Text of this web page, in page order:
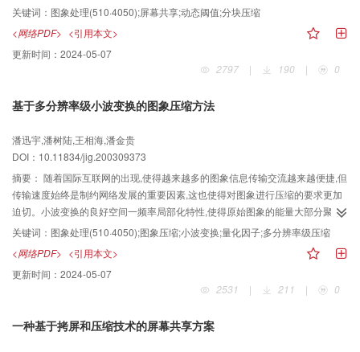
值分块的高效压缩算法,该算法首先将屏幕图象按照某种规则划分为纯色块、文
字块、图标块和图象块4种特征块,然后针对特征块特点采用相应的压缩算法,以
保证压缩算法在恢复质量与压缩比上能同时达到最佳.实验结果表明,该算法图象
恢复质量较好,压缩比较大,压缩速度较快,整体性能优于当前现有的屏幕压缩算
关键词： 图象处理(510·4050);屏幕共享;动态阈值;分块压缩
<网络PDF> <引用本文>
更新时间： 2024-05-07
2797
| 190 | 0
基于多分辨率级小波变换的图象压缩方法
潘迅宇,潘树陆,王相海,潘金贵
DOI：10.11834/jig.200309373
摘要： 随着国际互联网的出现,使得越来越多的图象信息传输交流越来越便捷,但
传输速度始终是制约网络发展的重要因素,这也使得对图象进行压缩的要求更加
迫切。小波变换的良好空间一频率局部化特性,使得原始图象的能量大部分聚集
到了低频子带.为了提高图象压缩的效率和重建图象的质量,利用原始图象在小波
分解中不同分辨率级能量分布不均匀的特点,提出了一种对各分辨率级进行分级
处理的设计方法,即通过对各分解级量化因子的评价,为该级获取一个最佳的量化
因子来进行压缩.实验证明,该方法在提高图象的压缩效率和重构质量方面取得了
关键词： 图象处理(510·4050);图象压缩;小波变换;量化因子;多分辨率级压缩
<网络PDF> <引用本文>
更新时间： 2024-05-07
2531
| 211 | 0
一种基于拷屏和压缩技术的屏幕共享方案